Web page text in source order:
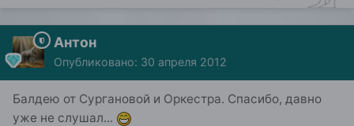
Антон
Опубликовано: 30 апреля 2012
Балдею от Cургановой и Оркестра. Спасибо, давно
уже не слушал...